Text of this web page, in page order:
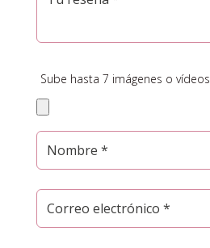
Sube hasta 7 imágenes o vídeos